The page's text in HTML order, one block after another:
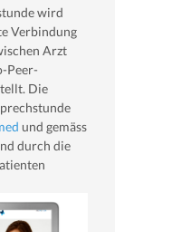
wird
Verbindung
Arzt
Peer-
Die
und gemäss
durch die